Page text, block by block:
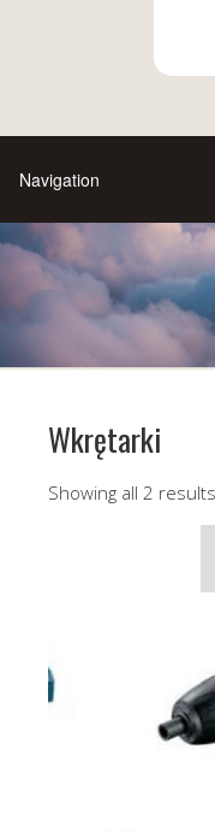
Wkrętarki
Showing all 2 results